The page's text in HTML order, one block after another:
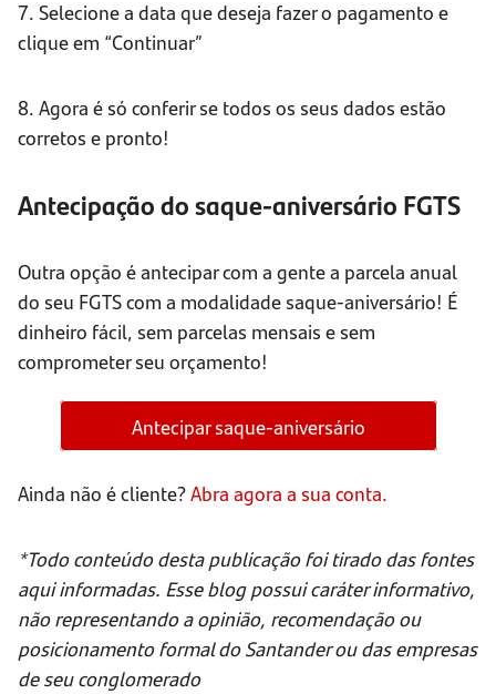
7. Selecione a data que deseja fazer o pagamento e
clique em “Continuar”
8. Agora é só conferir se todos os seus dados estão
corretos e pronto!
Antecipação do saque-aniversário FGTS
Outra opção é antecipar com a gente a parcela anual
do seu FGTS com a modalidade saque-aniversário! É
dinheiro fácil, sem parcelas mensais e sem
comprometer seu orçamento!
Antecipar saque-aniversário
Ainda não é cliente?Abra agora a sua conta.
*Todo conteúdo desta publicação foi tirado das fontes
aqui informadas. Esse blog possui caráter informativo,
não representando a opinião, recomendação ou
posicionamento formal do Santander ou das empresas
de seu conglomerado